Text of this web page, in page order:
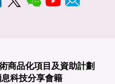
商品化項目及資助計劃
科技分享會籍